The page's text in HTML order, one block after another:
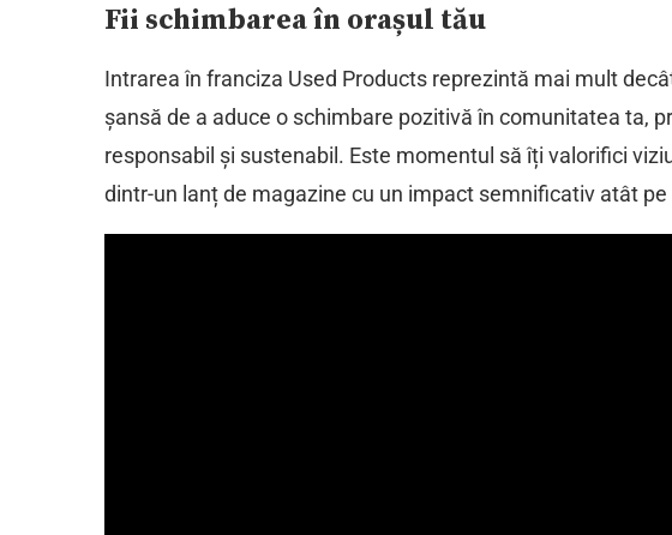
Fii schimbarea în orașul tău
Intrarea în franciza Used Products reprezintă mai mult
șansă de a aduce o schimbare pozitivă în comunitatea ta,
responsabil și sustenabil. Este momentul să îți valorifici
dintr-un lanț de magazine cu un impact semnificativ atât